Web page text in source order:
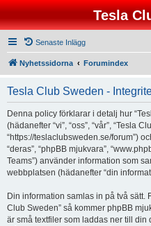
Tesla
Senaste Inlägg
Nyhetssidorna Forumindex
Tesla Club Sweden -
Denna policy förklarar i detalj hur
(hädanefter “vi”, “oss”, “vår”, “Tesla
“https://teslaclubsweden.se/forum”)
“deras”, “phpBB mjukvara”,
Teams”) använder information som
webbplatsen (hädanefter “din
Din information samlas in på två sätt.
Club Sweden” så kommer phpBB
är små textfiler som laddas ner till